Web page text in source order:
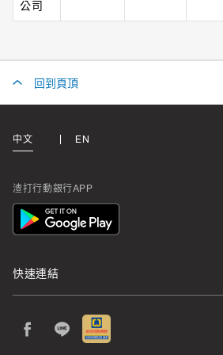
公司
回到頁頂
中文 EN
渣打行動銀行APP
App
Icon
快速連結